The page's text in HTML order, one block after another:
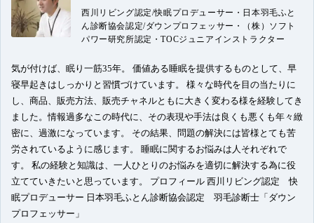
西川リビング認定/快眠プロデューサー・日本羽毛ふと
ん診断協会認定/ダウンプロフェッサー・（株）ソフト
パワー研究所認定・TOCジュニアインストラクター
気が付けば、眠り一筋35年。 価値ある睡眠を提供するものとして、早
寝早起きはしっかりと習慣づけています。 様々な時代を目の当たりに
し、商品、販売方法、販売チャネルともに大きく変わる様を経験してき
ました。情報過多なこの時代に、その表現や手法は良くも悪くも年々緻
密に、過激になっています。 その結果、問題の解決には皆様とても苦
労されているように感じます。 睡眠に関するお悩みは人それぞれで
す。 私の経験と知識は、一人ひとりのお悩みを適切に解決する為に役
立てていきたいと思っています。 プロフィール 西川リビング認定 快
眠プロデューサー 日本羽毛ふとん診断協会認定 羽毛診断士「ダウン
プロフェッサー」